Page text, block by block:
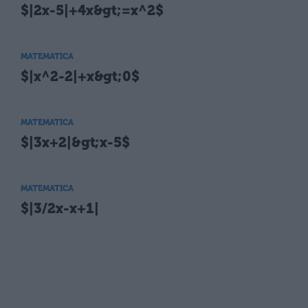
$|2x-5|+4x&gt;=x^2$
MATEMATICA
$|x^2-2|+x&gt;0$
MATEMATICA
$|3x+2|&gt;x-5$
MATEMATICA
$|3/2x-x+1|